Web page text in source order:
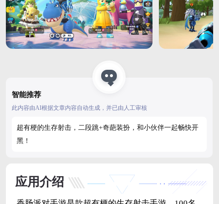
智能推荐
此内容由AI根据文章内容自动生成，并已由人工审核
超有梗的生存射击，二段跳+奇葩装扮，和小伙伴一起畅快开
黑！
应用介绍